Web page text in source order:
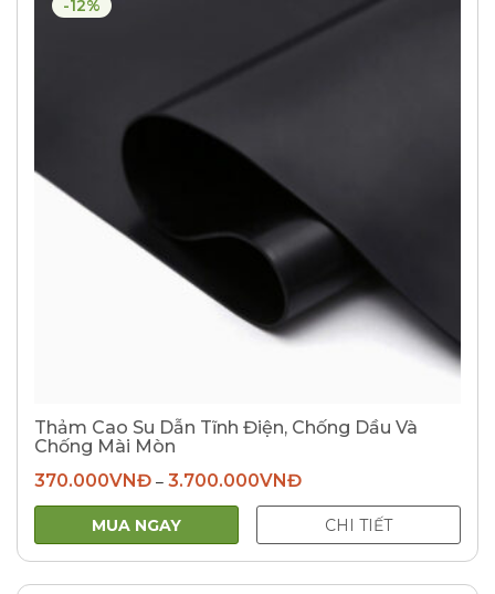
-12%
Thảm Cao Su Dẫn Tĩnh Điện, Chống Dầu Và
Chống Mài Mòn
370.000VNĐ– 3.700.000VNĐ
MUA NGAY CHI TIẾT